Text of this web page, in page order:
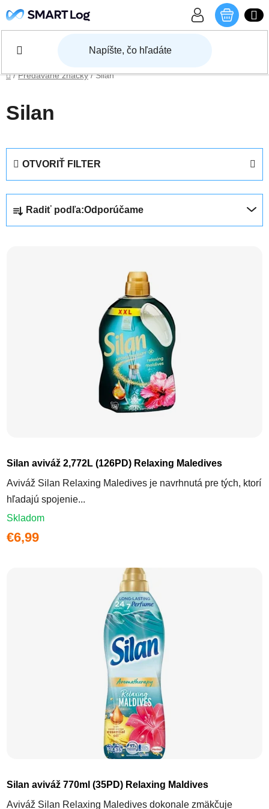
Domov
/ Predávané značky / Silan
Silan
OTVORIŤ FILTER
Radiť podľa:Odporúčame
Silan aviváž 2,772L (126PD) Relaxing Maledives
Aviváž Silan Relaxing Maledives je navrhnutá pre tých, ktorí
hľadajú spojenie...
Skladom
€6,99
Silan aviváž 770ml (35PD) Relaxing Maldives
Aviváž Silan Relaxing Maledives dokonale zmäkčuje